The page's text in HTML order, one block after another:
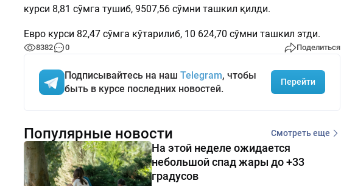
курси 8,81 сўмга тушиб, 9507,56 сўмни ташкил қилди.
Евро курси 82,47 сўмга кўтарилиб, 10 624,70 сўмни ташкил этди.
8382 0 Поделиться
Подписывайтесь на наш Telegram, чтобы
быть в курсе последних новостей.
Перейти
Популярные новости Смотреть еще
На этой неделе ожидается
небольшой спад жары до +33
градусов